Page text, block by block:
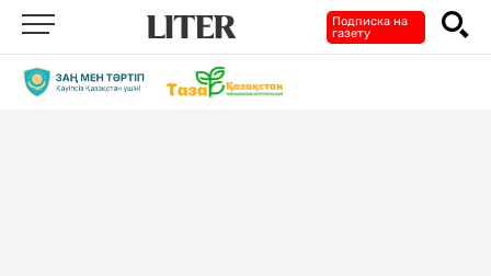
Подписка на
газету